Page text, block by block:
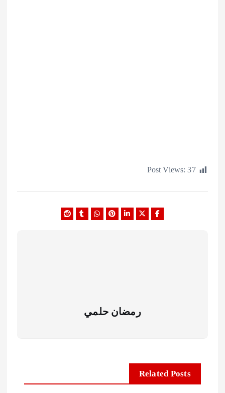
Post Views:
رمضان حلمي
Related Posts